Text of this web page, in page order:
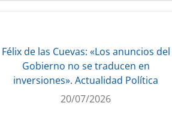
Félix de las Cuevas: «Los anuncios del
Gobierno no se traducen en
inversiones». Actualidad Política
20/07/2026